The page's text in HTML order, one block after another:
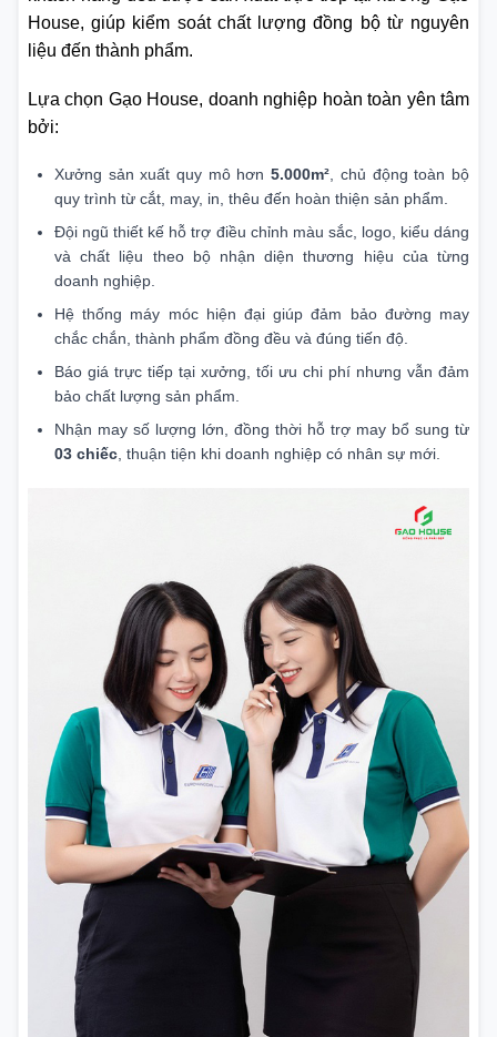
House, giúp kiểm soát chất lượng đồng bộ từ nguyên
liệu đến thành phẩm.
Lựa chọn Gạo House, doanh nghiệp hoàn toàn yên tâm
bởi:
Xưởng sản xuất quy mô hơn5.000m² , chủ động toàn bộ
quy trình từ cắt, may, in, thêu đến hoàn thiện sản phẩm.
Đội ngũ thiết kế hỗ trợ điều chỉnh màu sắc, logo, kiểu dáng
và chất liệu theo bộ nhận diện thương hiệu của từng
doanh nghiệp.
Hệ thống máy móc hiện đại giúp đảm bảo đường may
chắc chắn, thành phẩm đồng đều và đúng tiến độ.
Báo giá trực tiếp tại xưởng, tối ưu chi phí nhưng vẫn đảm
bảo chất lượng sản phẩm.
Nhận may số lượng lớn, đồng thời hỗ trợ may bổ sung từ
03 chiếc , thuận tiện khi doanh nghiệp có nhân sự mới.